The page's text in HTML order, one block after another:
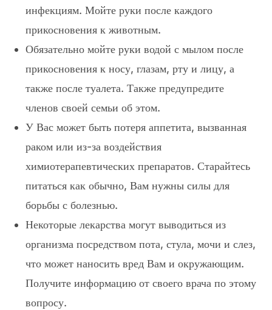
инфекциям. Мойте руки после каждого
прикосновения к животным.
Обязательно мойте руки водой с мылом после
прикосновения к носу, глазам, рту и лицу, а
также после туалета. Также предупредите
членов своей семьи об этом.
У Вас может быть потеря аппетита, вызванная
раком или из-за воздействия
химиотерапевтических препаратов. Старайтесь
питаться как обычно, Вам нужны силы для
борьбы с болезнью.
Некоторые лекарства могут выводиться из
организма посредством пота, стула, мочи и слез,
что может наносить вред Вам и окружающим.
Получите информацию от своего врача по этому
вопросу.